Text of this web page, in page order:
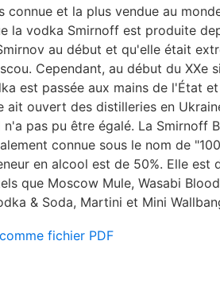
connue et la plus vendue au
la vodka Smirnoff est produite
au début et qu'elle était
Cependant, au début du XXe
est passée aux mains de l'État
ait ouvert des distilleries en
n'a pas pu être égalé. La Smirnoff
connue sous le nom de
en alcool est de 50%. Elle est
que Moscow Mule, Wasabi
& Soda, Martini et Mini
fichier PDF